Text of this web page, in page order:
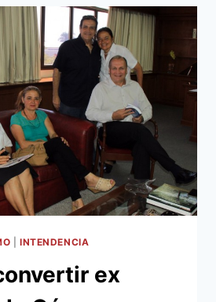
INTENDENCIA
ex